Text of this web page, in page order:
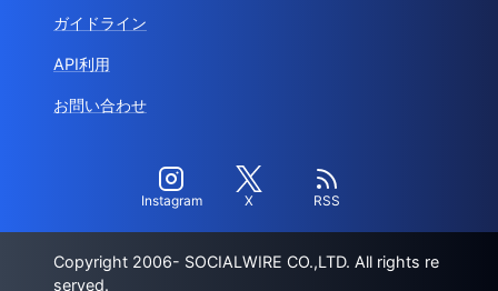
ガイドライン
API利用
お問い合わせ
Instagram X RSS
Copyright 2006- SOCIALWIRE CO.,LTD. All rights re
served.